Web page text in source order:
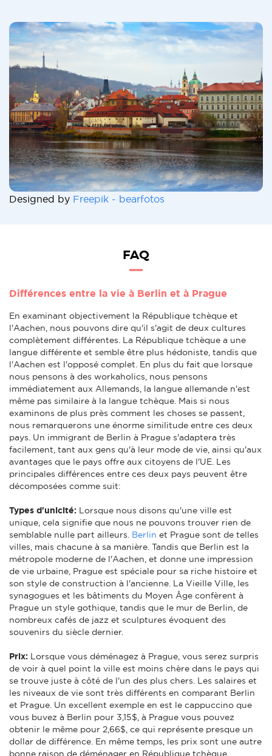
Designed by Freepik - bearfotos
FAQ
Différences entre la vie à Berlin et à Prague
En examinant objectivement la République tchèque et
l'Aachen, nous pouvons dire qu'il s'agit de deux cultures
complètement différentes. La République tchèque a une
langue différente et semble être plus hédoniste, tandis que
l'Aachen est l'opposé complet. En plus du fait que lorsque
nous pensons à des workaholics, nous pensons
immédiatement aux Allemands, la langue allemande n'est
même pas similaire à la langue tchèque. Mais si nous
examinons de plus près comment les choses se passent,
nous remarquerons une énorme similitude entre ces deux
pays. Un immigrant de Berlin à Prague s'adaptera très
facilement, tant aux gens qu'à leur mode de vie, ainsi qu'aux
avantages que le pays offre aux citoyens de l'UE. Les
principales différences entre ces deux pays peuvent être
décomposées comme suit:
Types d'unicité: Lorsque nous disons qu'une ville est
unique, cela signifie que nous ne pouvons trouver rien de
semblable nulle part ailleurs. Berlin et Prague sont de telles
villes, mais chacune à sa manière. Tandis que Berlin est la
métropole moderne de l'Aachen, et donne une impression
de vie urbaine, Prague est spéciale pour sa riche histoire et
son style de construction à l'ancienne. La Vieille Ville, les
synagogues et les bâtiments du Moyen Âge confèrent à
Prague un style gothique, tandis que le mur de Berlin, de
nombreux cafés de jazz et sculptures évoquent des
souvenirs du siècle dernier.
Prix: Lorsque vous déménagez à Prague, vous serez surpris
de voir à quel point la ville est moins chère dans le pays qui
se trouve juste à côté de l'un des plus chers. Les salaires et
les niveaux de vie sont très différents en comparant Berlin
et Prague. Un excellent exemple en est le cappuccino que
vous buvez à Berlin pour 3,15$, à Prague vous pouvez
obtenir le même pour 2,66$, ce qui représente presque un
dollar de différence. En même temps, les prix sont une autre
bonne raison de déménager en République tchèque.